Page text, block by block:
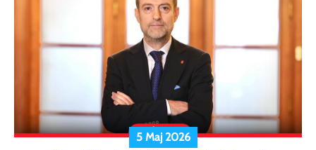
5 Maj 2026